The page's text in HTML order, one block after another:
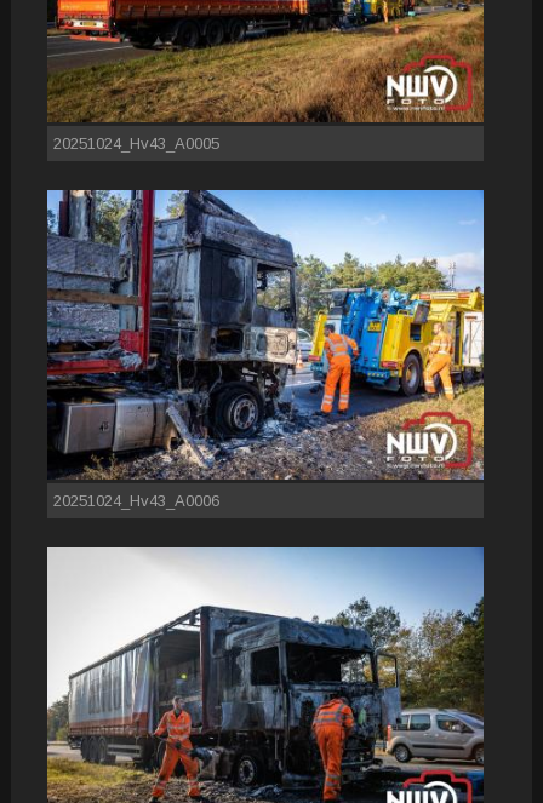
20251024_Hv43_A0005
20251024_Hv43_A0006